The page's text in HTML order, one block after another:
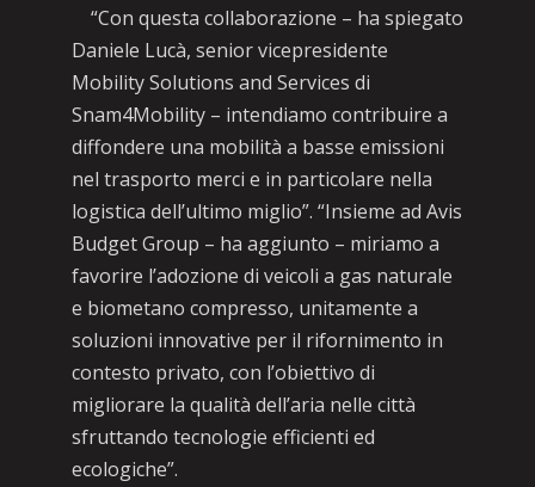
“Con questa collaborazione – ha spiegato
Daniele Lucà, senior vicepresidente
Mobility Solutions and Services di
Snam4Mobility – intendiamo contribuire a
diffondere una mobilità a basse emissioni
nel trasporto merci e in particolare nella
logistica dell’ultimo miglio”. “Insieme ad Avis
Budget Group – ha aggiunto – miriamo a
favorire l’adozione di veicoli a gas naturale
e biometano compresso, unitamente a
soluzioni innovative per il rifornimento in
contesto privato, con l’obiettivo di
migliorare la qualità dell’aria nelle città
sfruttando tecnologie efficienti ed
ecologiche”.